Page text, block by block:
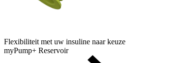
Flexibiliteit met uw insuline naar keuze
myPump+ Reservoir